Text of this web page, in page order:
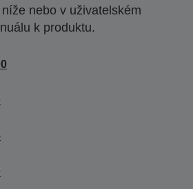
nebo v uživatelském
k produktu.